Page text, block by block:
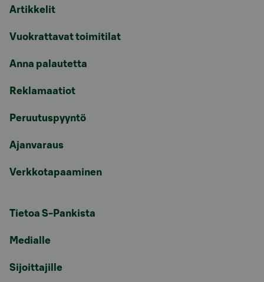
Artikkelit
Vuokrattavat toimitilat
Anna palautetta
Reklamaatiot
Peruutuspyyntö
Ajanvaraus
Verkkotapaaminen
Tietoa S-Pankista
Medialle
Sijoittajille